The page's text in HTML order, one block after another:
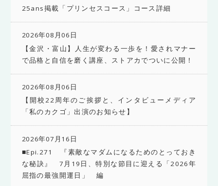
25ans掲載「プリンセスコース」コース詳細
2026年08月06日
【金沢・富山】人生が変わる一歩を！愛されマナー
で品格と自信を磨く講座、ストアカでついに公開！
2026年08月06日
【開校22周年のご挨拶と、インタビューメディア
「私のカクゴ」出演のお知らせ】
2026年07月16日
■Epi.271 『素敵なマダムになるためのとっておき
な秘訣』 7月19日、特別な節目に迎える「2026年
屈指の最強開運日」 編